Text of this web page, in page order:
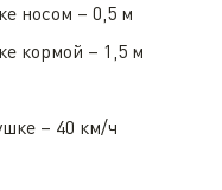
носом – 0,5 м
кормой – 1,5 м
– 40 км/ч